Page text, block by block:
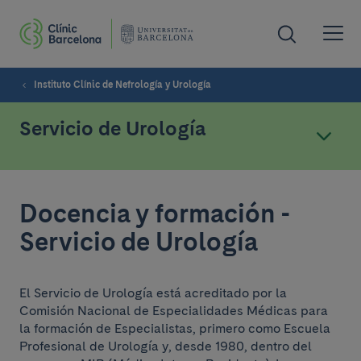
Instituto Clínic de Nefrología y Urología
Servicio de Urología
Docencia y formación -
Servicio de Urología
El Servicio de Urología está acreditado por la
Comisión Nacional de Especialidades Médicas para
la formación de Especialistas, primero como Escuela
Profesional de Urología y, desde 1980, dentro del